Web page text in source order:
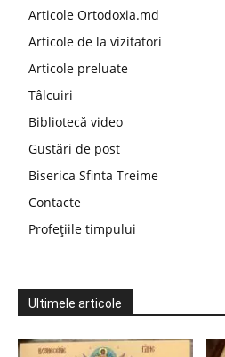
Articole Ortodoxia.md
Articole de la vizitatori
Articole preluate
Tâlcuiri
Bibliotecă video
Gustări de post
Biserica Sfinta Treime
Contacte
Profețiile timpului
Ultimele articole